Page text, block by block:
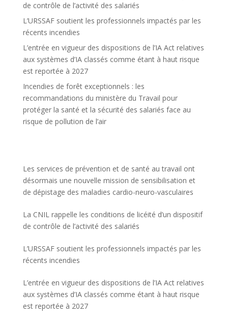
de contrôle de l’activité des salariés
L’URSSAF soutient les professionnels impactés par les
récents incendies
L’entrée en vigueur des dispositions de l’IA Act relatives
aux systèmes d’IA classés comme étant à haut risque
est reportée à 2027
Incendies de forêt exceptionnels : les
recommandations du ministère du Travail pour
protéger la santé et la sécurité des salariés face au
risque de pollution de l’air
Les services de prévention et de santé au travail ont
désormais une nouvelle mission de sensibilisation et
de dépistage des maladies cardio-neuro-vasculaires
La CNIL rappelle les conditions de licéité d’un dispositif
de contrôle de l’activité des salariés
L’URSSAF soutient les professionnels impactés par les
récents incendies
L’entrée en vigueur des dispositions de l’IA Act relatives
aux systèmes d’IA classés comme étant à haut risque
est reportée à 2027